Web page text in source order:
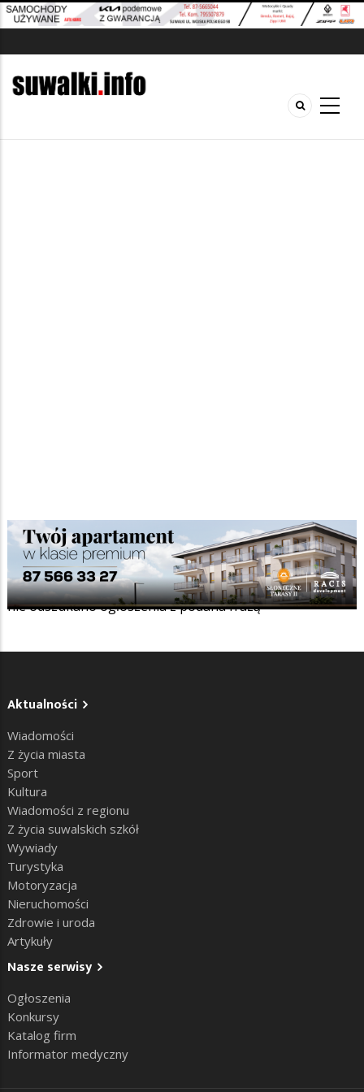
Szukana fraza w ogłoszeniach
nie odszukano ogłoszenia z podana frazą
Aktualności
Wiadomości
Z życia miasta
Sport
Kultura
Wiadomości z regionu
Z życia suwalskich szkół
Wywiady
Turystyka
Motoryzacja
Nieruchomości
Zdrowie i uroda
Artykuły
Nasze serwisy
Ogłoszenia
Konkursy
Katalog firm
Informator medyczny